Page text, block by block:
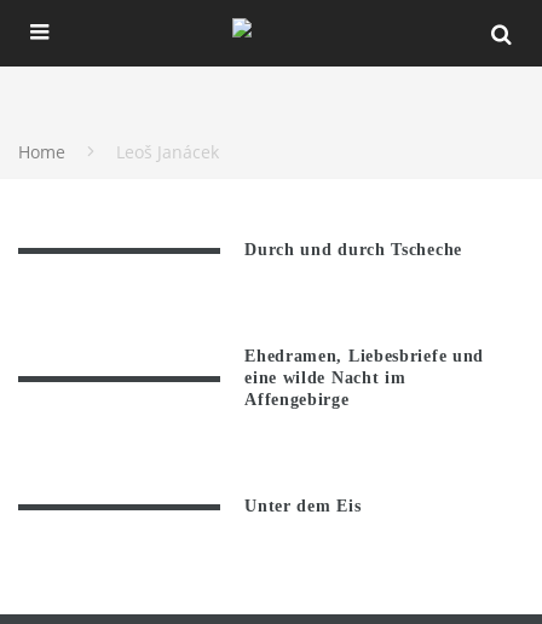
Home Leoš Janácek
Durch und durch Tscheche
Ehedramen, Liebesbriefe und
eine wilde Nacht im
Affengebirge
Unter dem Eis